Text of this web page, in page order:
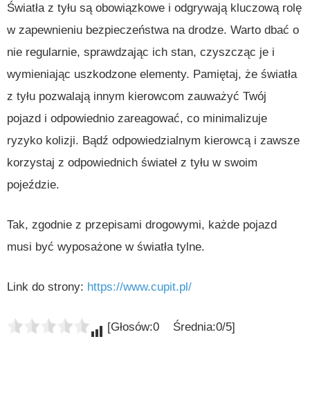
Światła z tyłu są obowiązkowe i odgrywają kluczową rolę
w zapewnieniu bezpieczeństwa na drodze. Warto dbać o
nie regularnie, sprawdzając ich stan, czyszcząc je i
wymieniając uszkodzone elementy. Pamiętaj, że światła
z tyłu pozwalają innym kierowcom zauważyć Twój
pojazd i odpowiednio zareagować, co minimalizuje
ryzyko kolizji. Bądź odpowiedzialnym kierowcą i zawsze
korzystaj z odpowiednich świateł z tyłu w swoim
pojeździe.
Tak, zgodnie z przepisami drogowymi, każde pojazd
musi być wyposażone w światła tylne.
Link do strony: https://www.cupit.pl/
[Głosów:0 Średnia:0/5]